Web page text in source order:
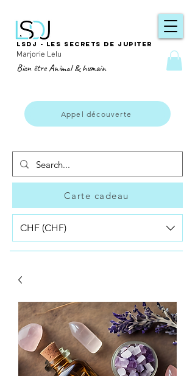
LSDJ - Les secrets de Jupiter
Marjorie Lelu
Bien être Animal & humain
CHF (CHF)
Carte cadeau
Appel découverte